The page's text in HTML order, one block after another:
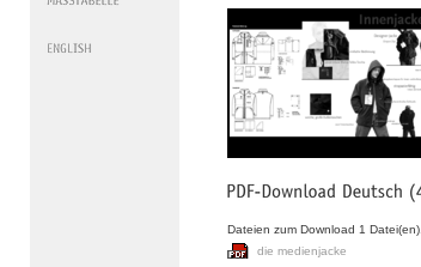
Dateien zum Download 1 Datei(en).
die medienjacke